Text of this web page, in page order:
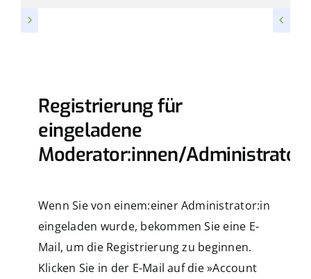
Registrierung für
eingeladene
Moderator:innen/
Wenn Sie von einem:einer Administrator:in
eingeladen wurde, bekommen Sie eine E-
Mail, um die Registrierung zu beginnen.
Klicken Sie in der E-Mail auf die »Account